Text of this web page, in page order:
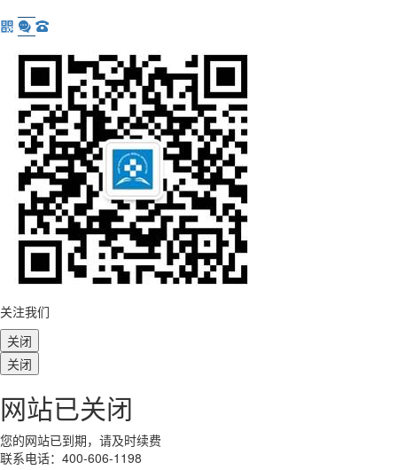
关注我们
关闭
关闭
网站已关闭
您的网站已到期，请及时续费
联系电话：400-606-1198